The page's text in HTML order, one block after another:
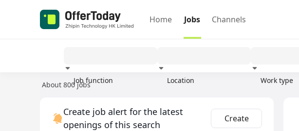
Home Jobs Channels
Job function Location Work type
About 800 jobs
Create job alert for the latest
openings of this search
Create